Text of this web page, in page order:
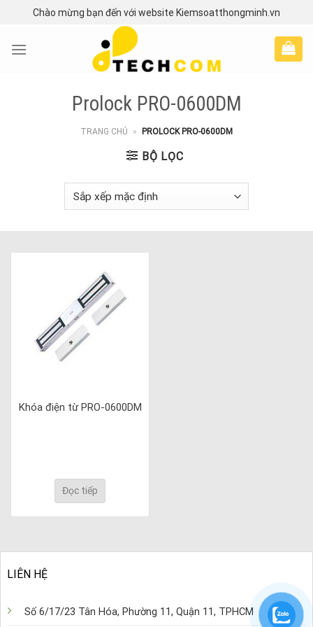
content
Chào mừng bạn đến với website Kiemsoatthongminh.vn
Prolock PRO-0600DM
TRANG CHỦ » PROLOCK PRO-0600DM
BỘ LỌC
Khóa điện từ PRO-0600DM
Đọc tiếp
LIÊN HỆ
Số 6/17/23 Tân Hóa, Phường 11, Quận 11, TPHCM